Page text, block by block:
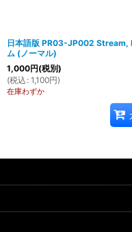
日本語版 PR03-JP002 Stream,
ム (ノーマル)
1,000円(税別)
(税込 : 1,100円)
在庫わずか